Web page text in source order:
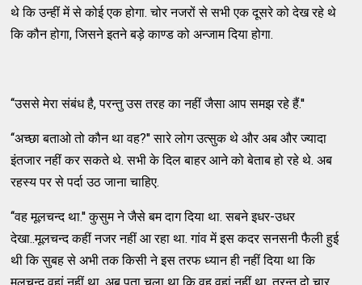
थे कि उन्‍हीं में से कोई एक होगा. चोर नजरों से सभी एक दूसरे को देख रहे थे
कि कौन होगा, जिसने इतने बड़े काण्‍ड को अन्‍जाम दिया होगा.
‘‘उससे मेरा संबंध है, परन्‍तु उस तरह का नहीं जैसा आप समझ रहे हैं.''
‘‘अच्‍छा बताओ तो कौन था वह?'' सारे लोग उत्‍सुक थे और अब और ज्‍यादा
इंतजार नहीं कर सकते थे. सभी के दिल बाहर आने को बेताब हो रहे थे. अब
रहस्‍य पर से पर्दा उठ जाना चाहिए.
‘‘वह मूलचन्‍द था.'' कुसुम ने जैसे बम दाग दिया था. सबने इधर-उधर
देखा..मूलचन्‍द कहीं नजर नहीं आ रहा था. गांव में इस कदर सनसनी फैली हुई
थी कि सुबह से अभी तक किसी ने इस तरफ ध्‍यान ही नहीं दिया था कि